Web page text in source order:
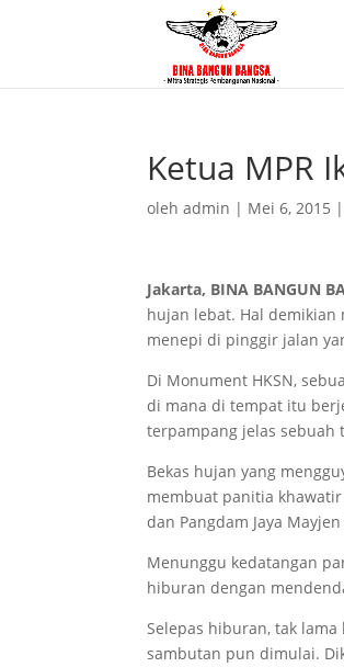
Ketua MPR
olehadmin | Mei 6, 2015 |
Jakarta, BINA BANGUN
hujan lebat. Hal demikian
menepi di pinggir jalan
Di Monument HKSN,
di mana di tempat itu
terpampang jelas sebuah
Bekas hujan yang
membuat panitia
dan Pangdam Jaya
Menunggu kedatangan
hiburan dengan
Selepas hiburan, tak
sambutan pun dimulai.